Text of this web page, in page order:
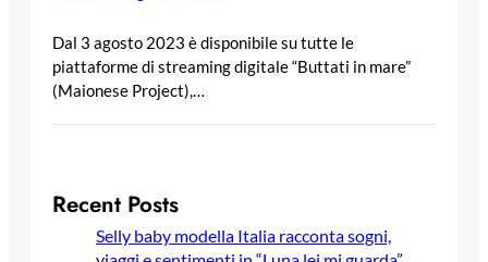
Dal 3 agosto 2023 è disponibile su tutte le
piattaforme di streaming digitale “Buttati in mare”
(Maionese Project),…
Recent Posts
Selly baby modella Italia racconta sogni,